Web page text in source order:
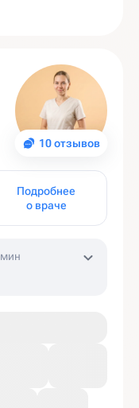
10 отзывов
Подробнее
о враче